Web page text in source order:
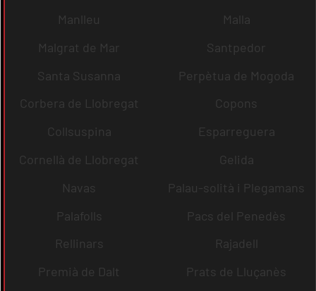
Manlleu
Malla
Malgrat de Mar
Santpedor
Santa Susanna
Perpètua de Mogoda
Corbera de Llobregat
Copons
Collsuspina
Esparreguera
Cornellà de Llobregat
Gelida
Navas
Palau-solità i Plegamans
Palafolls
Pacs del Penedès
Rellinars
Rajadell
Premià de Dalt
Prats de Lluçanès